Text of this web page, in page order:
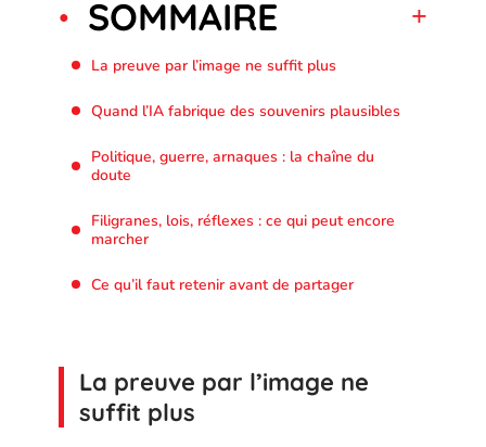
SOMMAIRE
La preuve par l’image ne suffit plus
Quand l’IA fabrique des souvenirs plausibles
Politique, guerre, arnaques : la chaîne du
doute
Filigranes, lois, réflexes : ce qui peut encore
marcher
Ce qu’il faut retenir avant de partager
La preuve par l’image ne
suffit plus